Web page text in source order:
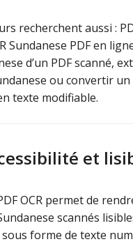
recherchent aussi :
Sundanese PDF en
d’un PDF scanné,
ou convertir un
texte modifiable.
et
OCR permet de
scannés
forme de texte